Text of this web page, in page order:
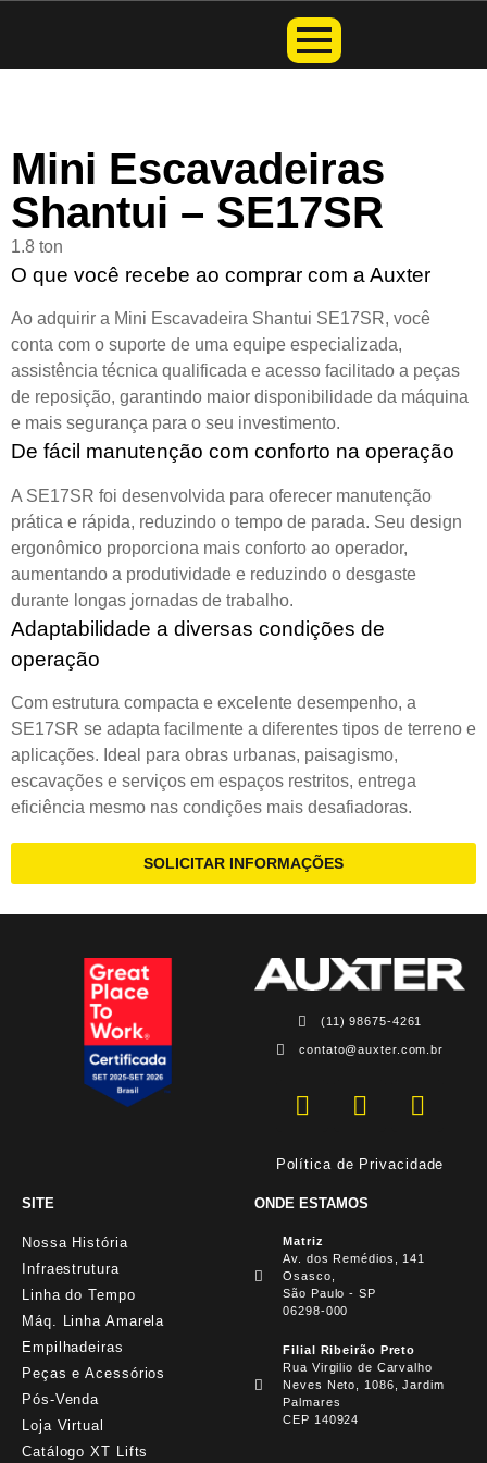
Mini Escavadeiras
Shantui – SE17SR
1.8 ton
O que você recebe ao comprar com a Auxter
Ao adquirir a Mini Escavadeira Shantui SE17SR, você
conta com o suporte de uma equipe especializada,
assistência técnica qualificada e acesso facilitado a peças
de reposição, garantindo maior disponibilidade da máquina
e mais segurança para o seu investimento.
De fácil manutenção com conforto na operação
A SE17SR foi desenvolvida para oferecer manutenção
prática e rápida, reduzindo o tempo de parada. Seu design
ergonômico proporciona mais conforto ao operador,
aumentando a produtividade e reduzindo o desgaste
durante longas jornadas de trabalho.
Adaptabilidade a diversas condições de
operação
Com estrutura compacta e excelente desempenho, a
SE17SR se adapta facilmente a diferentes tipos de terreno e
aplicações. Ideal para obras urbanas, paisagismo,
escavações e serviços em espaços restritos, entrega
eficiência mesmo nas condições mais desafiadoras.
SOLICITAR INFORMAÇÕES
(11) 98675-4261
contato@auxter.com.br
Política de Privacidade
SITE
Nossa História
Infraestrutura
Linha do Tempo
Máq. Linha Amarela
Empilhadeiras
Peças e Acessórios
Pós-Venda
Loja Virtual
Catálogo XT Lifts
ONDE ESTAMOS
Matriz
Av. dos Remédios, 141
Osasco,
São Paulo - SP
06298-000
Filial Ribeirão Preto
Rua Virgilio de Carvalho
Neves Neto, 1086, Jardim
Palmares
CEP 140924